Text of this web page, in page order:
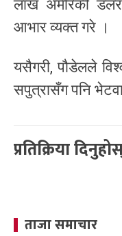
लाख अमेरिकी
आभार व्यक्त गरे ।
यसैगरी, पौडेलले
सपुत्रासँग पनि
प्रतिक्रिया
ताजा समाचार